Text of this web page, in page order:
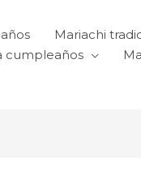
Mariachi
cumpleaños